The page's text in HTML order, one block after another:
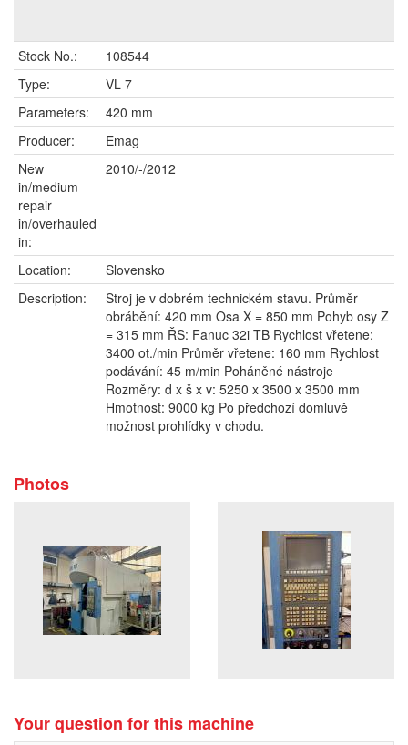
Stock No.:
108544
Type:
VL 7
Parameters:
420 mm
Producer:
Emag
New
in/medium
repair
in/overhauled
in:
2010/-/2012
Location:
Slovensko
Description:
Stroj je v dobrém technickém stavu. Průměr
obrábění: 420 mm Osa X = 850 mm Pohyb osy Z
= 315 mm ŘS: Fanuc 32i TB Rychlost vřetene:
3400 ot./min Průměr vřetene: 160 mm Rychlost
podávání: 45 m/min Poháněné nástroje
Rozměry: d x š x v: 5250 x 3500 x 3500 mm
Hmotnost: 9000 kg Po předchozí domluvě
možnost prohlídky v chodu.
Photos
Your question for this machine